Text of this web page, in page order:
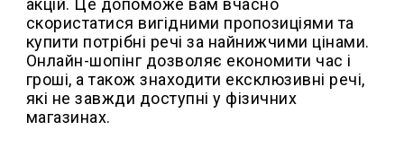
акцій. Це допоможе вам вчасно
скористатися вигідними пропозиціями та
купити потрібні речі за найнижчими цінами.
Онлайн-шопінг дозволяє економити час і
гроші, а також знаходити ексклюзивні речі,
які не завжди доступні у фізичних
магазинах.